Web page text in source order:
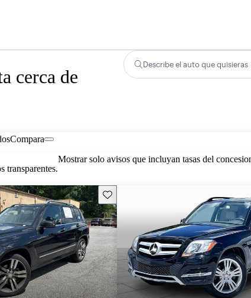
cerca de
Describe el auto que quisieras
Compara
transparentes.
Mostrar solo avisos que incluyan tasas del
Guarda este Aviso